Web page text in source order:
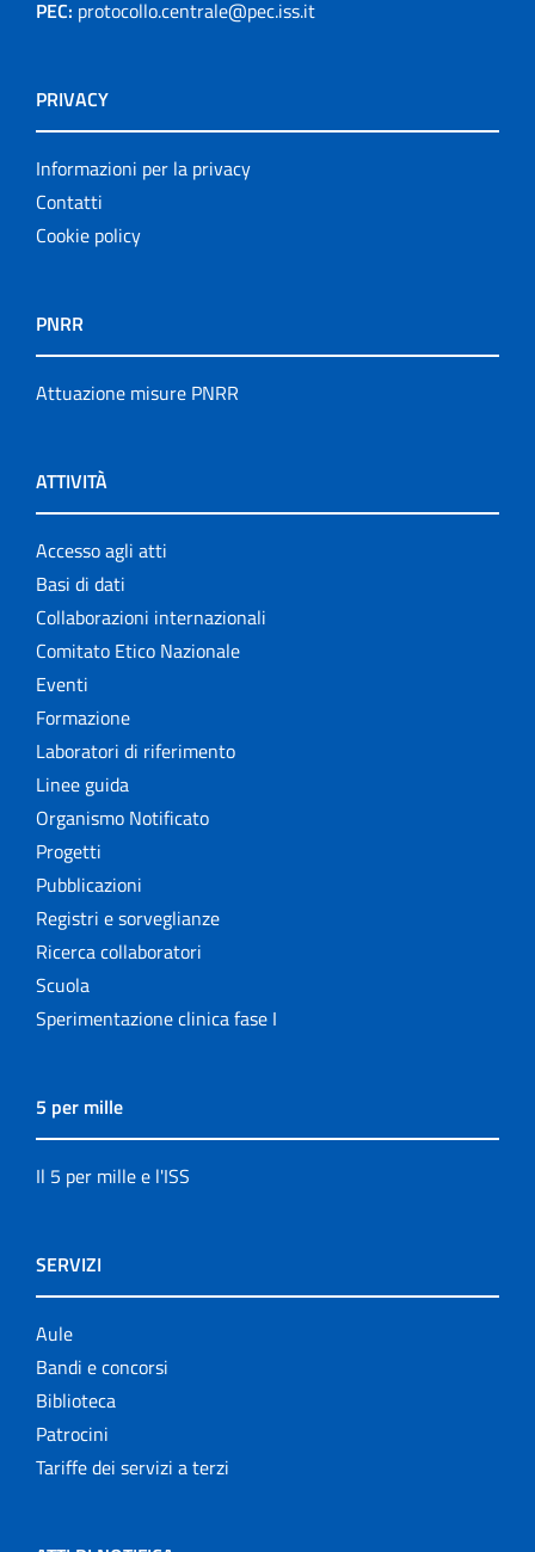
PEC: protocollo.centrale@pec.iss.it
PRIVACY
Informazioni per la privacy
Contatti
Cookie policy
PNRR
Attuazione misure PNRR
ATTIVITÀ
Accesso agli atti
Basi di dati
Collaborazioni internazionali
Comitato Etico Nazionale
Eventi
Formazione
Laboratori di riferimento
Linee guida
Organismo Notificato
Progetti
Pubblicazioni
Registri e sorveglianze
Ricerca collaboratori
Scuola
Sperimentazione clinica fase I
5 per mille
Il 5 per mille e l'ISS
SERVIZI
Aule
Bandi e concorsi
Biblioteca
Patrocini
Tariffe dei servizi a terzi